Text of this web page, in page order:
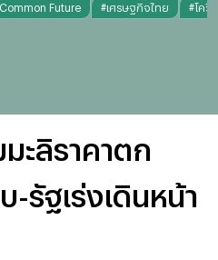
Future #เศรษฐกิจไทย #โควิ
ะลิราคาตก
รัฐเร่งเดินหน้า